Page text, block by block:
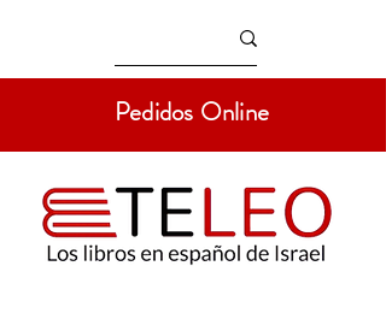
Pedidos Online